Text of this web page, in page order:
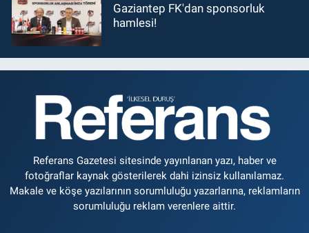
Gaziantep FK'dan sponsorluk
hamlesi!
Referans Gazetesi sitesinde yayınlanan yazı, haber ve
fotoğraflar kaynak gösterilerek dahi izinsiz kullanılamaz.
Makale ve köşe yazılarının sorumluluğu yazarlarına, reklamların
sorumluluğu reklam verenlere aittir.